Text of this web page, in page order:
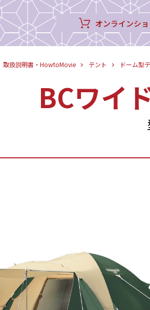
オンラインシ
取扱説明書・HowtoMovie テント ドーム型
BCワイ